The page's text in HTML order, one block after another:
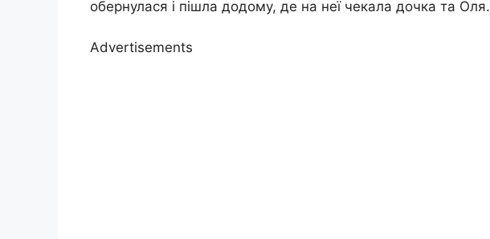
обернулася і пішла додому, де на неї чекала дочка та Оля.
Advertisements